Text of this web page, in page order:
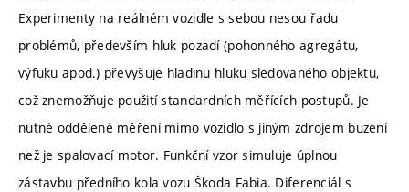
Experimenty na reálném vozidle s sebou nesou řadu
problémů, především hluk pozadí (pohonného agregátu,
výfuku apod.) převyšuje hladinu hluku sledovaného objektu,
což znemožňuje použití standardních měřících postupů. Je
nutné oddělené měření mimo vozidlo s jiným zdrojem buzení
než je spalovací motor. Funkční vzor simuluje úplnou
zástavbu předního kola vozu Škoda Fabia. Diferenciál s